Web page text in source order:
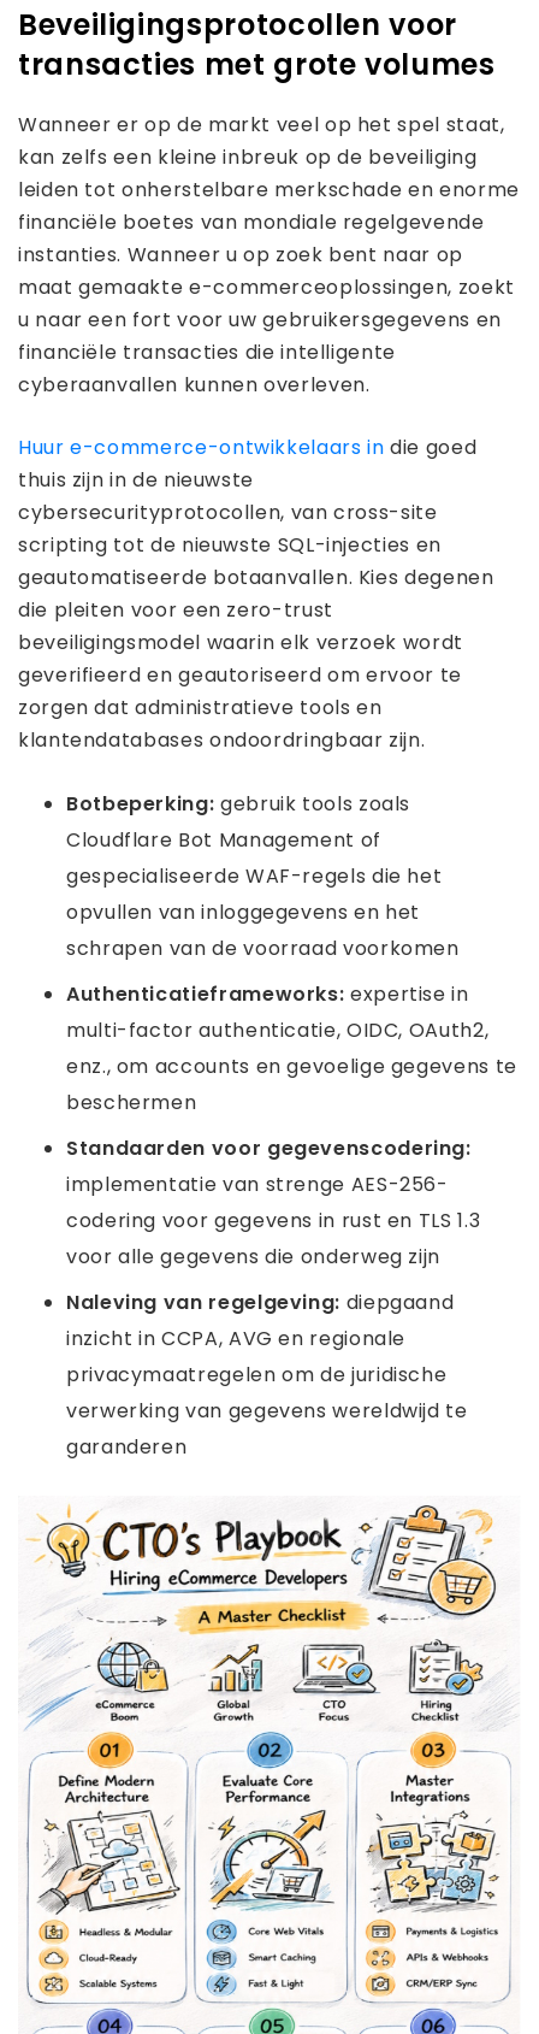
Beveiligingsprotocollen voor
transacties met grote volumes
Wanneer er op de markt veel op het spel staat,
kan zelfs een kleine inbreuk op de beveiliging
leiden tot onherstelbare merkschade en enorme
financiële boetes van mondiale regelgevende
instanties. Wanneer u op zoek bent naar op
maat gemaakte e-commerceoplossingen, zoekt
u naar een fort voor uw gebruikersgegevens en
financiële transacties die intelligente
cyberaanvallen kunnen overleven.
Huur e-commerce-ontwikkelaars in die goed
thuis zijn in de nieuwste
cybersecurityprotocollen, van cross-site
scripting tot de nieuwste SQL-injecties en
geautomatiseerde botaanvallen. Kies degenen
die pleiten voor een zero-trust
beveiligingsmodel waarin elk verzoek wordt
geverifieerd en geautoriseerd om ervoor te
zorgen dat administratieve tools en
klantendatabases ondoordringbaar zijn.
Botbeperking: gebruik tools zoals
Cloudflare Bot Management of
gespecialiseerde WAF-regels die het
opvullen van inloggegevens en het
schrapen van de voorraad voorkomen
Authenticatieframeworks: expertise in
multi-factor authenticatie, OIDC, OAuth2,
enz., om accounts en gevoelige gegevens te
beschermen
Standaarden voor gegevenscodering:
implementatie van strenge AES-256-
codering voor gegevens in rust en TLS 1.3
voor alle gegevens die onderweg zijn
Naleving van regelgeving: diepgaand
inzicht in CCPA, AVG en regionale
privacymaatregelen om de juridische
verwerking van gegevens wereldwijd te
garanderen